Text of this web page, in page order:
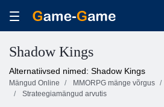
Shadow Kings
Alternatiivsed nimed: Shadow Kings
Mängud Online MMORPG mänge võrgus
Strateegiamängud arvutis